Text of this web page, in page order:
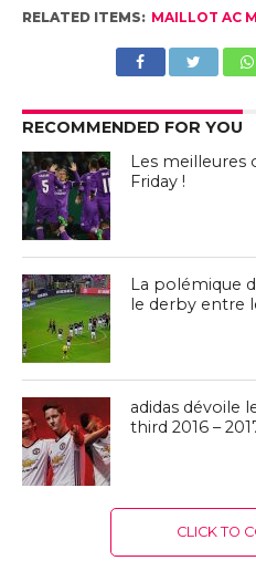
RELATED ITEMS: MAILLOT AC
RECOMMENDED FOR YOU
Les meilleures
Friday !
La polémique
le derby entre
adidas dévoile
third 2016 –
CLICK TO